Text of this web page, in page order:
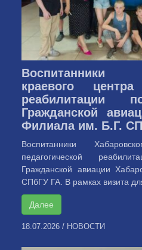
Воспитанники
краевого центра
реабилитации
Гражданской
Филиала им. Б.Г.
Воспитанники
педагогической
Гражданской авиации
СПбГУ ГА. В рамках визита
Далее
18.07.2026 / НОВОСТИ